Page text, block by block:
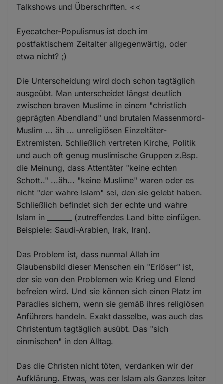
Talkshows und Überschriften. <<
Eyecatcher-Populismus ist doch im
postfaktischem Zeitalter allgegenwärtig, oder
etwa nicht? ;)
Die Unterscheidung wird doch schon tagtäglich
ausgeübt. Man unterscheidet längst deutlich
zwischen braven Muslime in einem "christlich
geprägten Abendland" und brutalen Massenmord-
Muslim ... äh ... unreligiösen Einzeltäter-
Extremisten. Schließlich vertreten Kirche, Politik
und auch oft genug muslimische Gruppen z.Bsp.
die Meinung, dass Attentäter "keine echten
Schott.." ...äh... "keine Muslime" waren oder es
nicht "der wahre Islam" sei, den sie gelebt haben.
Schließlich befindet sich der echte und wahre
Islam in _______ (zutreffendes Land bitte einfügen.
Beispiele: Saudi-Arabien, Irak, Iran).
Das Problem ist, dass nunmal Allah im
Glaubensbild dieser Menschen ein "Erlöser" ist,
der sie von den Problemen wie Krieg und Elend
befreien wird. Und sie können sich einen Platz im
Paradies sichern, wenn sie gemäß ihres religiösen
Anführers handeln. Exakt dasselbe, was auch das
Christentum tagtäglich ausübt. Das "sich
einmischen" in den Alltag.
Das die Christen nicht töten, verdanken wir der
Aufklärung. Etwas, was der Islam als Ganzes leiter